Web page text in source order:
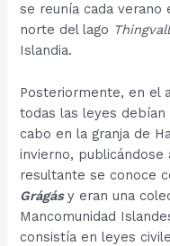
se reunía cada verano
norte del lago
Islandia.
Posteriormente, en el
todas las leyes
cabo en la granja de
invierno, publicándose
resultante se conoce
Grágás y eran una
Mancomunidad
consistía en leyes